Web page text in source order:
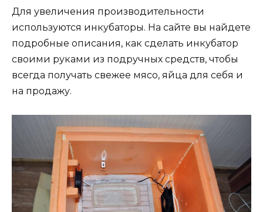
Для увеличения производительности
используются инкубаторы. На сайте вы найдете
подробные описания, как сделать инкубатор
своими руками из подручных средств, чтобы
всегда получать свежее мясо, яйца для себя и
на продажу.